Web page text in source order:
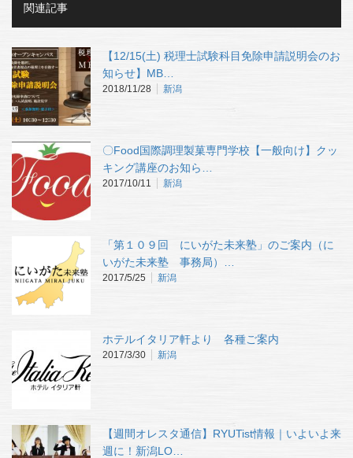
関連記事
【12/15(土) 税理士試験科目免除申請説明会のお
知らせ】MB…
2018/11/28 新潟
〇Food国際調理製菓専門学校【一般向け】クッ
キング講座のお知ら…
2017/10/11 新潟
「第１０９回 にいがた未来塾」のご案内（に
いがた未来塾 事務局）…
2017/5/25 新潟
ホテルイタリア軒より 各種ご案内
2017/3/30 新潟
【週間オレスタ通信】RYUTist情報｜いよいよ来
週に！新潟LO…